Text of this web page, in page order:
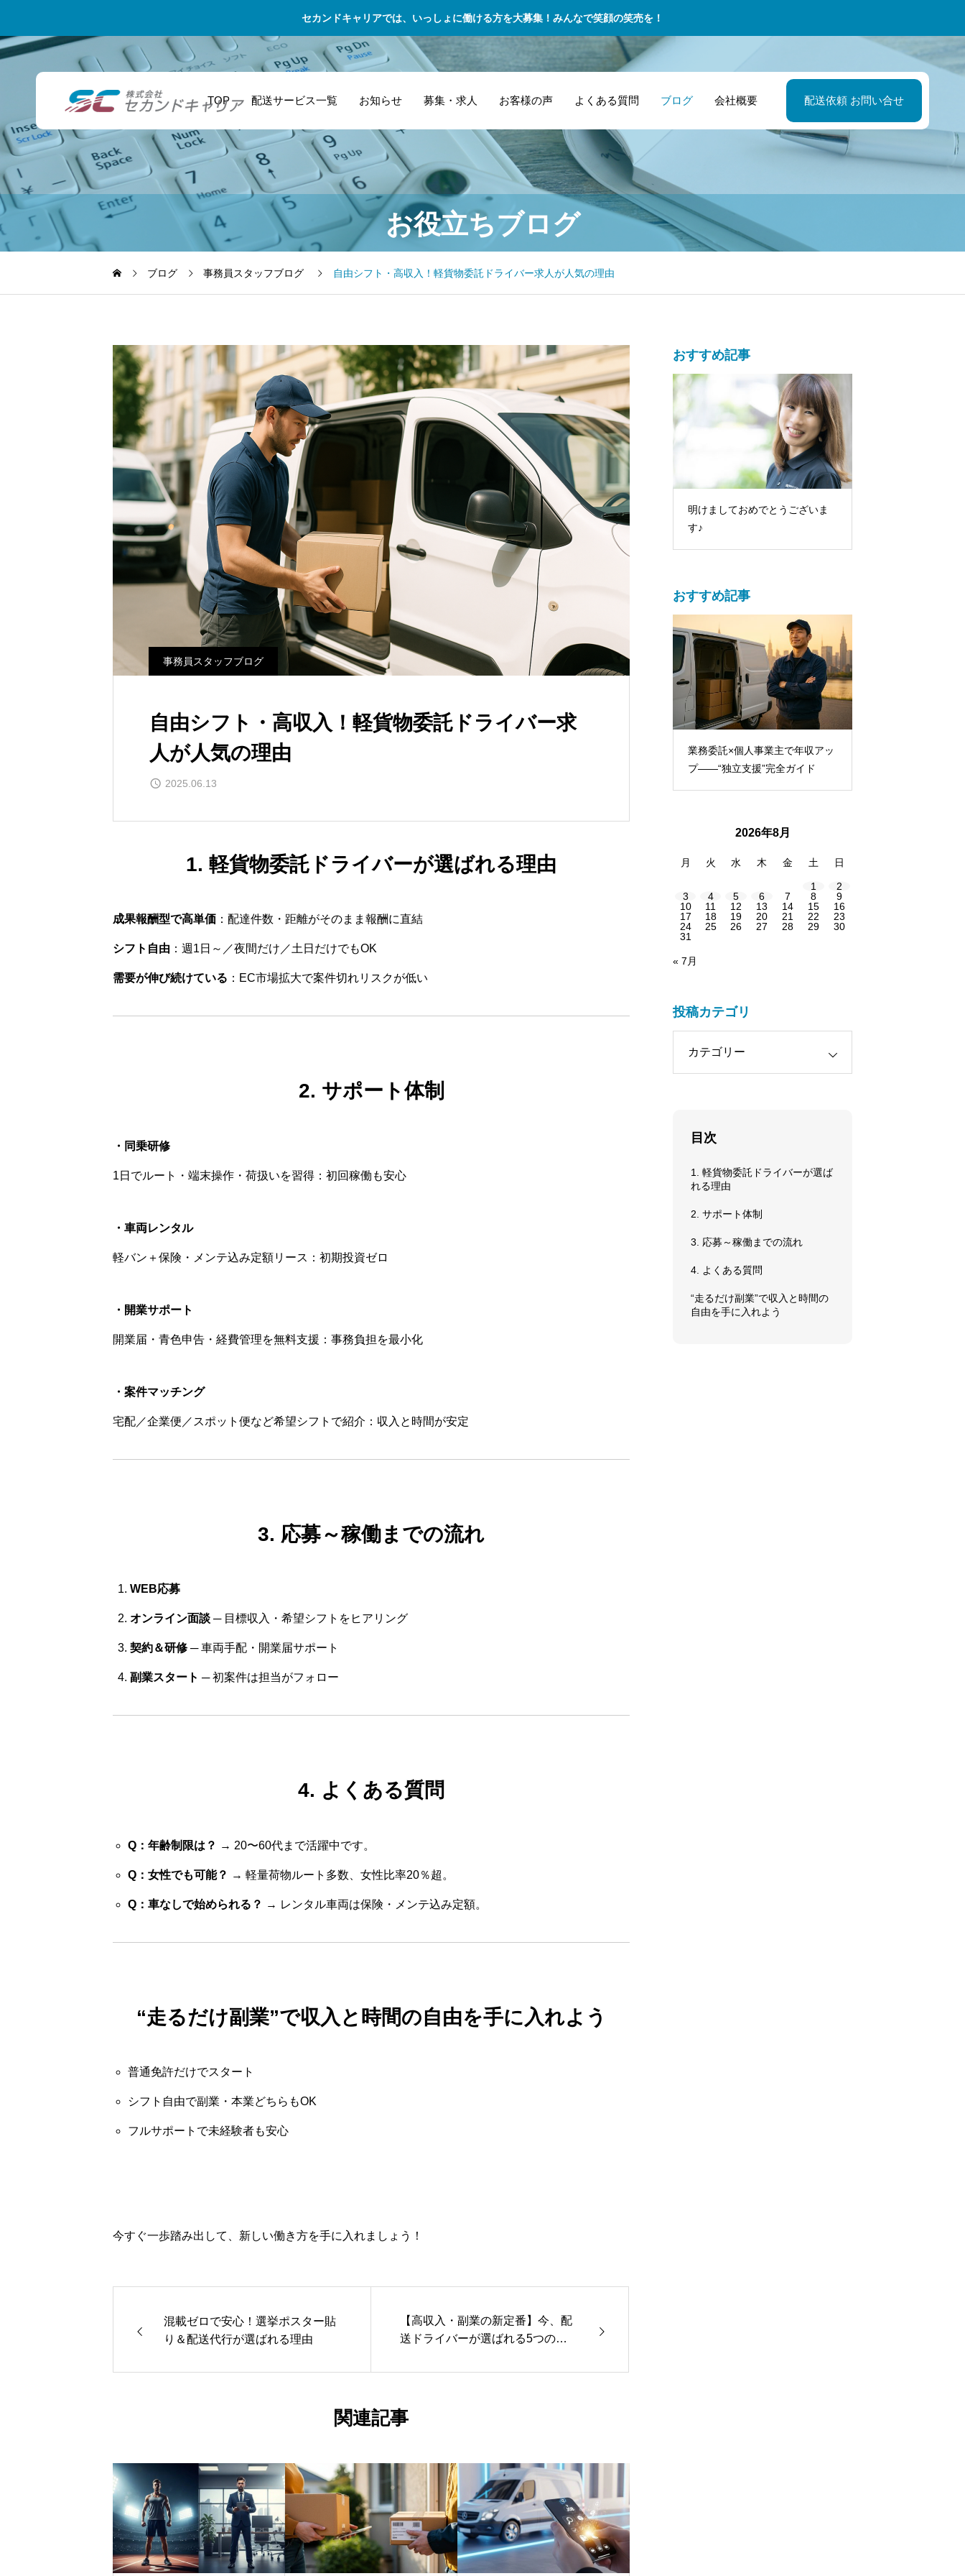
セカンドキャリアでは、いっしょに働ける方を大募集！みんなで笑顔の笑売を！
TOP 配送サービス一覧 お知らせ 募集・求人 お客様の声 よくある質問 ブログ 会社概要 配送依頼 お問い合せ
管理業務 – 効率的
な倉庫・在庫管理
企業配送 – 法人向
け物流サポート
セカンドキャリア
の特徴その２ 業
界の常識にとらわ
食品小売業・配送
担当者 急な欠員に
も対応！食品小売
を支える代走業務
法律事務所・弁護
士 重要書類の迅速
かつ安全な配送
信頼性を強化
病院・医療機器管
理者 深夜の緊急配
送で医療機器のメ
ット配送サービス
確実に立てられ
2026年最新版！ア
スリートのセカン
ドキャリアに向け
委託ドライバーの
リアルな日常！未
経験から飛び込ん
越谷市の地元密着
型のお仕事！軽貨
物ドライバー募集
お役立ちブログ
ブログ 事務員スタッフブログ 自由シフト・高収入！軽貨物委託ドライバー求人が人気の理由
事務員スタッフブログ
自由シフト・高収入！軽貨物委託ドライバー求
人が人気の理由
2025.06.13
1. 軽貨物委託ドライバーが選ばれる理由
成果報酬型で高単価 ：配達件数・距離がそのまま報酬に直結
シフト自由 ：週1日～／夜間だけ／土日だけでもOK
需要が伸び続けている ：EC市場拡大で案件切れリスクが低い
2. サポート体制
・同乗研修
1日でルート・端末操作・荷扱いを習得：初回稼働も安心
・車両レンタル
軽バン＋保険・メンテ込み定額リース：初期投資ゼロ
・開業サポート
開業届・青色申告・経費管理を無料支援：事務負担を最小化
・案件マッチング
宅配／企業便／スポット便など希望シフトで紹介：収入と時間が安定
3. 応募～稼働までの流れ
WEB応募
オンライン面談 ─ 目標収入・希望シフトをヒアリング
契約＆研修 ─ 車両手配・開業届サポート
副業スタート ─ 初案件は担当がフォロー
4. よくある質問
Q：年齢制限は？ → 20〜60代まで活躍中です。
Q：女性でも可能？ → 軽量荷物ルート多数、女性比率20％超。
Q：車なしで始められる？ → レンタル車両は保険・メンテ込み定額。
“走るだけ副業”で収入と時間の自由を手に入れよう
普通免許だけでスタート
シフト自由で副業・本業どちらもOK
フルサポートで未経験者も安心
今すぐ一歩踏み出して、新しい働き方を手に入れましょう！
混載ゼロで安心！選挙ポスター貼
り＆配送代行が選ばれる理由
【高収入・副業の新定番】今、配
送ドライバーが選ばれる5つの理
関連記事
目次
1. 軽貨物委託ドライバーが選ば
れる理由
2. サポート体制
3. 応募～稼働までの流れ
4. よくある質問
“走るだけ副業”で収入と時間の
自由を手に入れよう
おすすめ記事
8月スタート
明けましておめでとうございま
す♪
おすすめ記事
業務委託×個人事業主で年収アッ
プ――“独立支援”完全ガイド
2026年8月
月 火 水 木 金 土 日
1
2
3
4 5 6 7 8
9
10
11 12 13 14 15
16
17
18 19 20 21 22
23
24
25 26 27 28 29
30
31
« 7月
投稿カテゴリ